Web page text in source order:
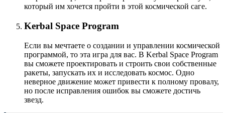
который им хочется пройти в этой космической саге.
Kerbal Space Program
Если вы мечтаете о создании и управлении космической
программой, то эта игра для вас. В Kerbal Space Program
вы сможете проектировать и строить свои собственные
ракеты, запускать их и исследовать космос. Одно
неверное движение может привести к полному провалу,
но после исправления ошибок вы сможете достичь
звезд.